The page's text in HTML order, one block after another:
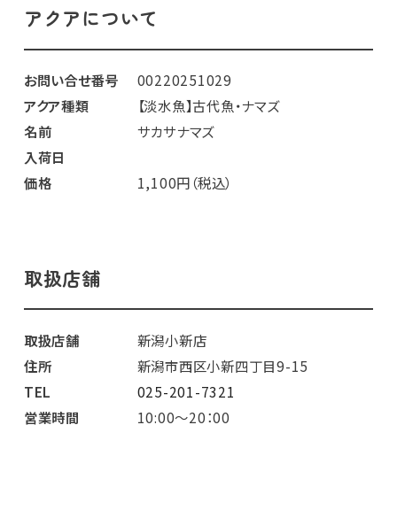
アクアについて
お問い合せ番号
00220251029
アクア種類
【淡水魚】古代魚・ナマズ
名前
サカサナマズ
入荷日
価格
1,100円（税込）
取扱店舗
取扱店舗
新潟小新店
住所
新潟市西区小新四丁目9-15
TEL
025-201-7321
営業時間
10:00～20：00